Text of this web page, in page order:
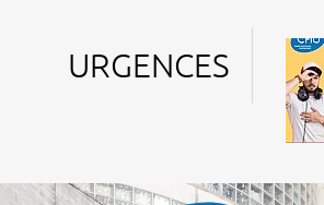
URGENCES